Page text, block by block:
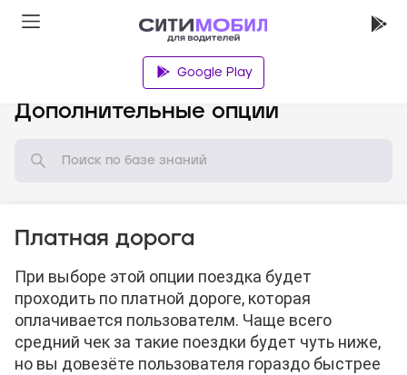
Google Play
Дополнительные опции
Платная дорога
При выборе этой опции поездка будет
проходить по платной дороге, которая
оплачивается пользователм. Чаще всего
средний чек за такие поездки будет чуть ниже,
но вы довезёте пользователя гораздо быстрее